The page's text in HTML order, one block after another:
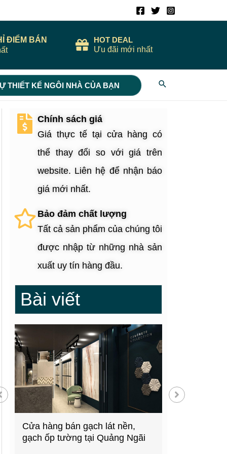
ĐIỂM BÁN
HOT DEAL
Ưu đãi mới nhất
THIẾT KẾ NGÔI NHÀ CỦA BẠN Search
Chính sách giá
Giá thực tế tại cửa hàng có
thể thay đổi so với giá trên
website. Liên hệ để nhận báo
giá mới nhất.
Bảo đảm chất lượng
Tất cả sản phẩm của chúng tôi
được nhập từ những nhà sản
xuất uy tín hàng đầu.
Bài viết
Cửa hàng bán gạch lát nền,
gạch ốp tường tại Quảng Ngãi